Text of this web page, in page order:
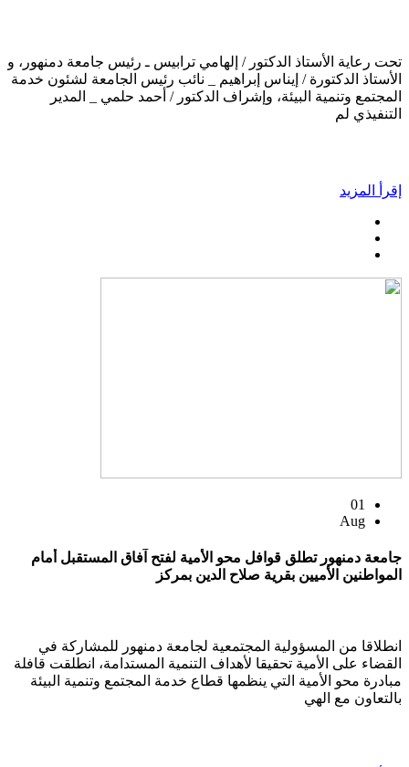
تحت رعاية الأستاذ الدكتور / إلهامي ترابيس ـ رئيس جامعة دمنهور، و
الأستاذ الدكتورة / إيناس إبراهيم _ نائب رئيس الجامعة لشئون خدمة
المجتمع وتنمية البيئة، وإشراف الدكتور / أحمد حلمي _ المدير
التنفيذي لم
إقرأ المزيد
01
Aug
جامعة دمنهور تطلق قوافل محو الأمية لفتح آفاق المستقبل أمام
المواطنين الأميين بقرية صلاح الدين بمركز
انطلاقا من المسؤولية المجتمعية لجامعة دمنهور للمشاركة في
القضاء على الأمية تحقيقا لأهداف التنمية المستدامة، انطلقت قافلة
مبادرة محو الأمية التي ينظمها قطاع خدمة المجتمع وتنمية البيئة
بالتعاون مع الهي